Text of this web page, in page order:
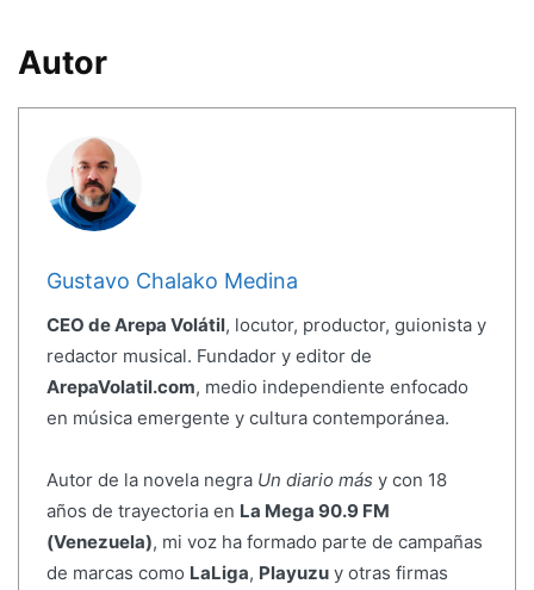
Autor
Gustavo Chalako Medina
CEO de Arepa Volátil, locutor, productor, guionista y
redactor musical. Fundador y editor de
ArepaVolatil.com, medio independiente enfocado
en música emergente y cultura contemporánea.
Autor de la novela negra Un diario más y con 18
años de trayectoria en La Mega 90.9 FM
(Venezuela), mi voz ha formado parte de campañas
de marcas como LaLiga, Playuzuy otras firmas